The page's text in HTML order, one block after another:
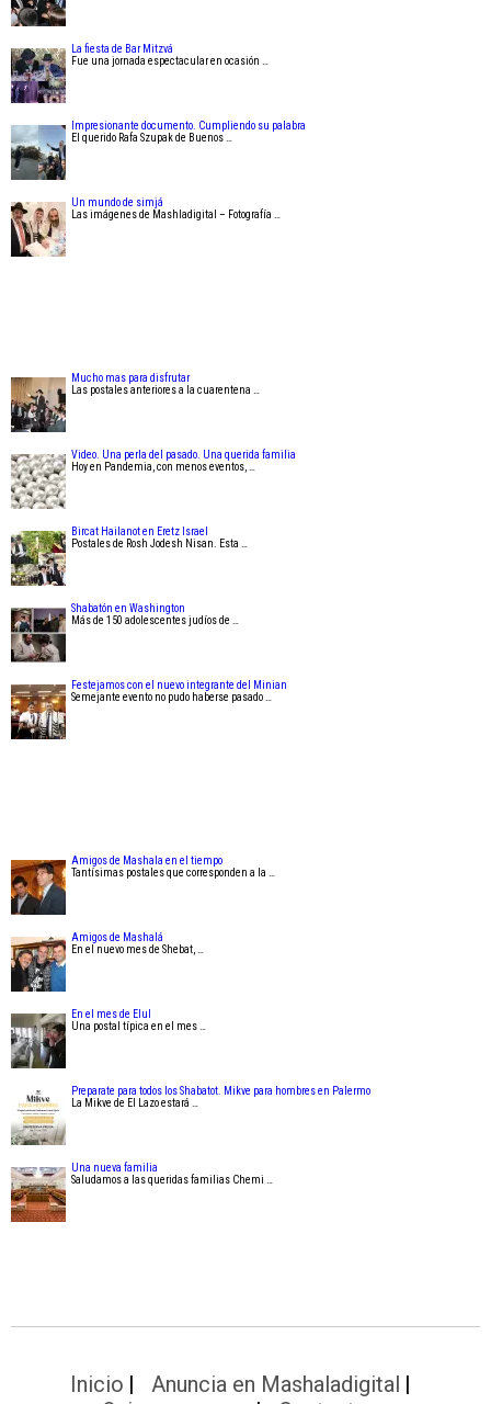
La fiesta de Bar Mitzvá
Fue una jornada espectacular en ocasión …
Impresionante documento. Cumpliendo su palabra
El querido Rafa Szupak de Buenos …
Un mundo de simjá
Las imágenes de Mashladigital – Fotografía …
Mucho mas para disfrutar
Las postales anteriores a la cuarentena …
Video. Una perla del pasado. Una querida familia
Hoy en Pandemia, con menos eventos, …
Bircat Hailanot en Eretz Israel
Postales de Rosh Jodesh Nisan. Esta …
Shabatón en Washington
Más de 150 adolescentes judíos de …
Festejamos con el nuevo integrante del Minian
Semejante evento no pudo haberse pasado …
Amigos de Mashala en el tiempo
Tantísimas postales que corresponden a la …
Amigos de Mashalá
En el nuevo mes de Shebat, …
En el mes de Elul
Una postal típica en el mes …
Preparate para todos los Shabatot. Mikve para hombres en Palermo
La Mikve de El Lazo estará …
Una nueva familia
Saludamos a las queridas familias Chemi …
Inicio
Anuncia en Mashaladigital